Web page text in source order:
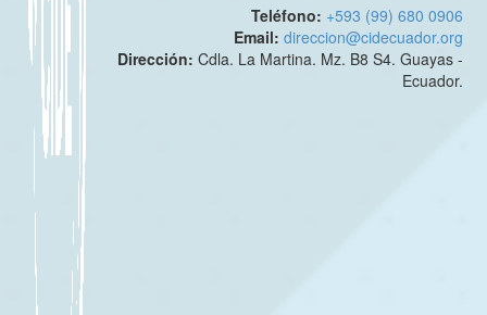
Teléfono: +593 (99) 680 0906
Email:direccion@cidecuador.org
Dirección:Cdla. La Martina. Mz. B8 S4. Guayas -
Ecuador.